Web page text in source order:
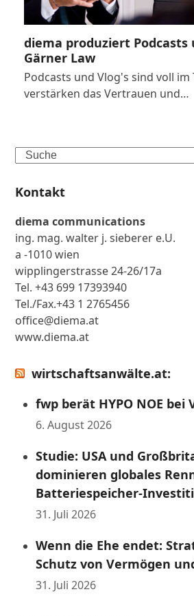
diema produziert Podcasts
Gärner Law
Podcasts und Vlog's sind voll im
verstärken das Vertrauen und…
Search
Kontakt
diema communications
ing. mag. walter j. sieberer e.U.
a -1010 wien
wipplingerstrasse 24-26/17a
Tel. +43 699 17393940
Tel./Fax.+43 1 2765456
office@diema.at
www.diema.at
wirtschaftsanwälte.at:
fwp berät HYPO NOE bei
6. August 2026
Studie: USA und
dominieren globales
Batteriespeicher-
31. Juli 2026
Wenn die Ehe endet:
Schutz von Vermögen
31. Juli 2026